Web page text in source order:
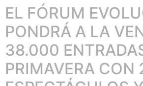
EL FÓRUM
PONDRÁ A LA
38.000
PRIMAVERA CON